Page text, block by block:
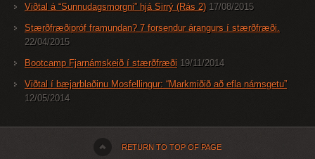
Viðtal á “Sunnudagsmorgni” hjá Sirrý (Rás 2) 17/08/2015
Stærðfræðipróf framundan? 7 forsendur árangurs í stærðfræði.
22/04/2015
Bootcamp Fjarnámskeið í stærðfræði 19/11/2014
Viðtal í bæjarblaðinu Mosfellingur: “Markmiðið að efla námsgetu”
12/05/2014
RETURN TO TOP OF PAGE